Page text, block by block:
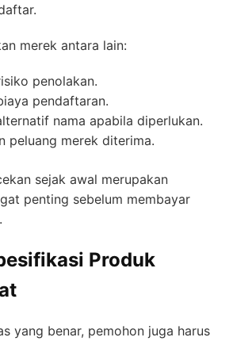
merek antara lain:
penolakan.
pendaftaran.
nama apabila diperlukan.
peluang merek diterima.
sejak awal merupakan
penting sebelum membayar
Produk
yang benar, pemohon juga harus